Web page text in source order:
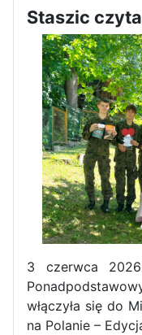
Zakończenie
Staszic
3 czerwca
włączyła się do
na Polanie –